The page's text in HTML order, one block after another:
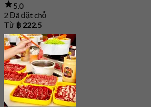
5.0
2 Đã đặt chỗ
Từ ฿ 222.5